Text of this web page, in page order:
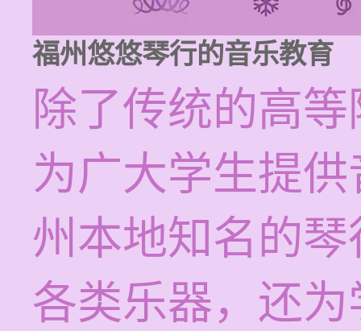
福州悠悠琴行的音乐教育
除了传统的高
为广大学生提
州本地知名的
各类乐器，还